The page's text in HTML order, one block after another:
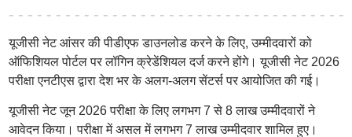
यूजीसी नेट आंसर की पीडीएफ डाउनलोड करने के लिए, उम्मीदवारों को
ऑफिशियल पोर्टल पर लॉगिन क्रेडेंशियल दर्ज करने होंगे। यूजीसी नेट 2026
परीक्षा एनटीएस द्वारा देश भर के अलग-अलग सेंटर्स पर आयोजित की गई।
यूजीसी नेट जून 2026 परीक्षा के लिए लगभग 7 से 8 लाख उम्मीदवारों ने
आवेदन किया। परीक्षा में असल में लगभग 7 लाख उम्मीदवार शामिल हुए।